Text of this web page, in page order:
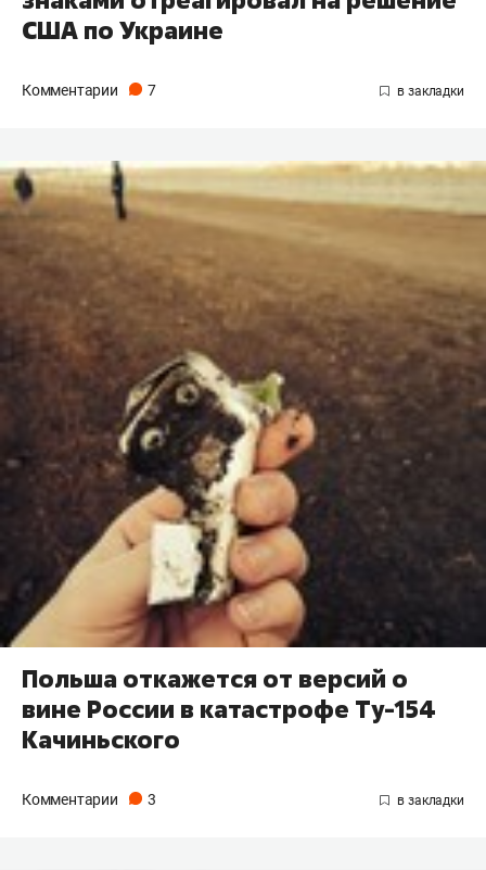
США по Украине
Комментарии 7
Польша откажется от версий о
вине России в катастрофе Ту-154
Качиньского
Комментарии 3